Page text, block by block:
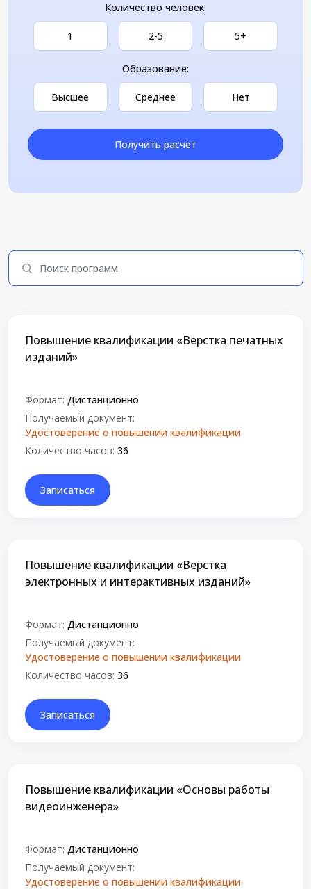
Количество человек:
1 2-5 5+
Образование:
Высшее Среднее Нет
Получить расчет
Повышение квалификации «Верстка печатных
изданий»
Формат: Дистанционно
Получаемый документ:
Удостоверение о повышении квалификации
Количество часов: 36
Записаться
Повышение квалификации «Верстка
электронных и интерактивных изданий»
Формат: Дистанционно
Получаемый документ:
Удостоверение о повышении квалификации
Количество часов: 36
Записаться
Повышение квалификации «Основы работы
видеоинженера»
Формат: Дистанционно
Получаемый документ:
Удостоверение о повышении квалификации